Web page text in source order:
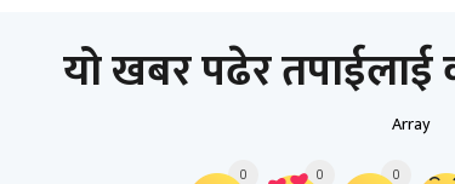
यो खबर पढेर
Array
0 0 0